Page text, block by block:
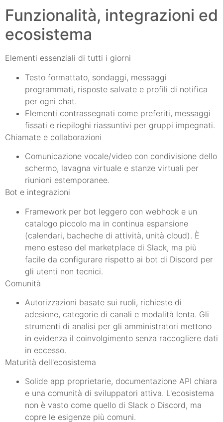
Funzionalità, integrazioni ed
ecosistema
Elementi essenziali di tutti i giorni
Testo formattato, sondaggi, messaggi
programmati, risposte salvate e profili di notifica
per ogni chat.
Elementi contrassegnati come preferiti, messaggi
fissati e riepiloghi riassuntivi per gruppi impegnati.
Chiamate e collaborazioni
Comunicazione vocale/video con condivisione dello
schermo, lavagna virtuale e stanze virtuali per
riunioni estemporanee.
Bot e integrazioni
Framework per bot leggero con webhook e un
catalogo piccolo ma in continua espansione
(calendari, bacheche di attività, unità cloud). È
meno esteso del marketplace di Slack, ma più
facile da configurare rispetto ai bot di Discord per
gli utenti non tecnici.
Comunità
Autorizzazioni basate sui ruoli, richieste di
adesione, categorie di canali e modalità lenta. Gli
strumenti di analisi per gli amministratori mettono
in evidenza il coinvolgimento senza raccogliere dati
in eccesso.
Maturità dell'ecosistema
Solide app proprietarie, documentazione API chiara
e una comunità di sviluppatori attiva. L'ecosistema
non è vasto come quello di Slack o Discord, ma
copre le esigenze più comuni.